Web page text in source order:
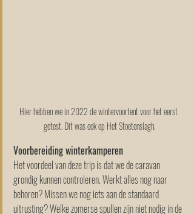
Hier hebben we in 2022 de wintervoortent voor het eerst
getest. Dit was ook op Het Stoetenslagh.
Voorbereiding winterkamperen
Het voordeel van deze trip is dat we de caravan
grondig kunnen controleren. Werkt alles nog naar
behoren? Missen we nog iets aan de standaard
uitrusting? Welke zomerse spullen zijn niet nodig in de